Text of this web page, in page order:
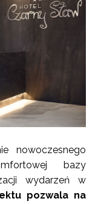
nowoczesnego
bazy
wydarzeń w
pozwala na